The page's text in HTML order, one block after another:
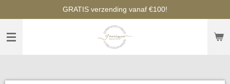
naar
hoofdinhoud
GRATIS verzending vanaf €100!